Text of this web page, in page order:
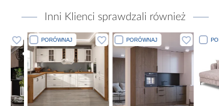
Inni Klienci sprawdzali również
PORÓWNAJ PORÓWNAJ